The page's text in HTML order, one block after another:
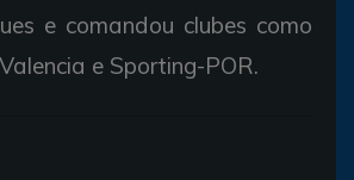
e comandou clubes como
e Sporting-POR.